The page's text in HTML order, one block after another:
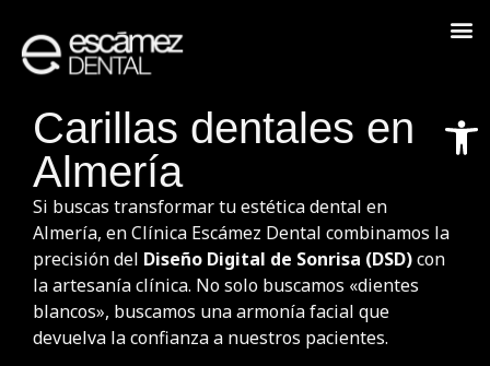
Carillas dentales en
Almería
Si buscas transformar tu estética dental en
Almería, en Clínica Escámez Dental combinamos la
precisión del Diseño Digital de Sonrisa (DSD)con
la artesanía clínica. No solo buscamos «dientes
blancos», buscamos una armonía facial que
devuelva la confianza a nuestros pacientes.